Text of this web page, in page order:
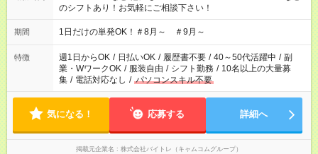
のシフトあり！お気軽にご相談下さい！
期間 1日だけの単発OK！＃8月～ ＃9月～
特徴 週1日からOK / 日払いOK / 履歴書不要 / 40～50代活躍中 / 副
業・WワークOK / 服装自由 / シフト勤務 / 10名以上の大量募
集 / 電話対応なし / パソコンスキル不要
気になる！ 応募する 詳細へ
掲載元企業名 株式会社バイトレ（キャムコムグループ）